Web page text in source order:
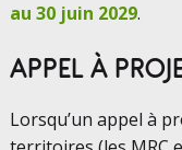
au 30 juin 2029.
APPEL À
Lorsqu’un appel à